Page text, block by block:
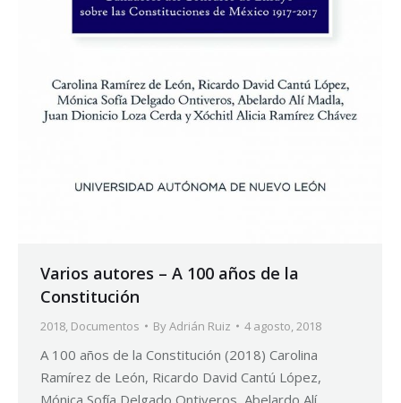
Varios autores – A 100 años de la
Constitución
2018, Documentos ByAdrián Ruiz 4 agosto, 2018
A 100 años de la Constitución (2018) Carolina
Ramírez de León, Ricardo David Cantú López,